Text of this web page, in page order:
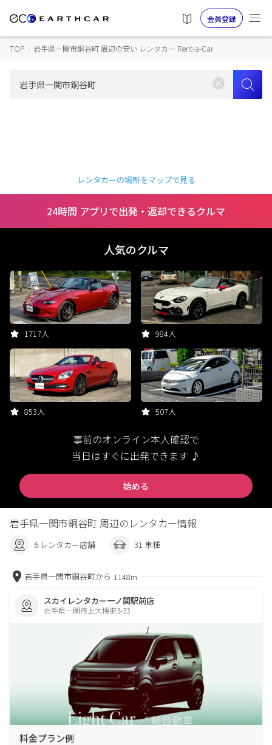
会員登録
TOP › 岩手県一関市銅谷町 周辺の安い レンタカー Rent-a-Car
レンタカーの場所をマップで見る
24時間 アプリで出発・返却できるクルマ
人気のクルマ
1717人 984人
853人 507人
事前のオンライン本人確認で
当日はすぐに出発できます ♪
始める
岩手県一関市銅谷町 周辺のレンタカー情報
6 レンタカー店舗 31 車種
岩手県一関市銅谷町から 1148m
スカイレンタカー一ノ関駅前店
岩手県一関市上大槻街3-33
料金プラン例